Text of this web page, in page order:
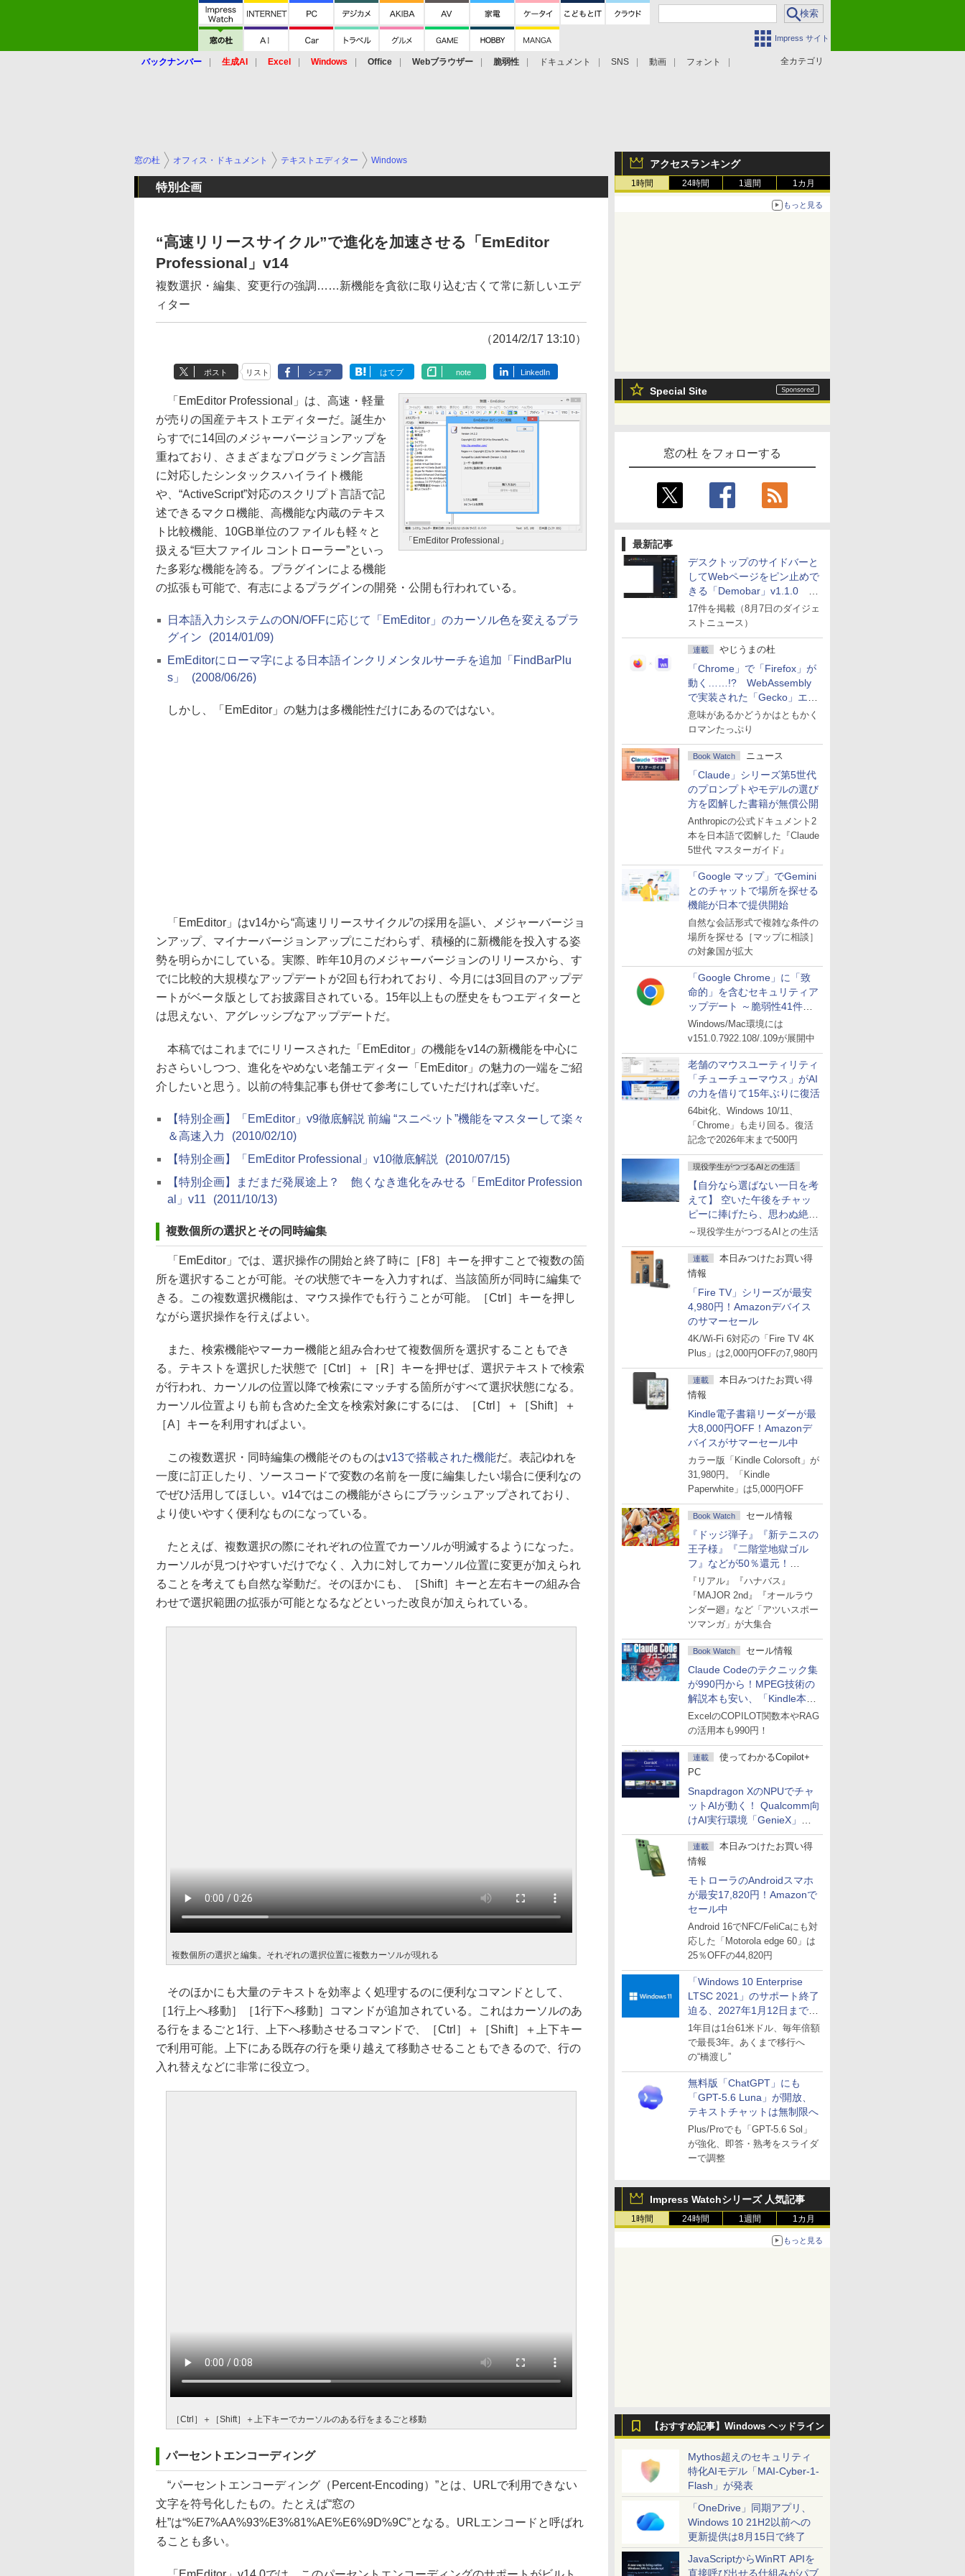
Impress サイト
全カテゴリ
バックナンバー 生成AI Excel Windows Office Webブラウザー 脆弱性 ドキュメント SNS 動画 フォント
アクセスランキング
1時間 24時間 1週間 1カ月
もっと見る
Special Site
窓の杜 をフォローする
最新記事
デスクトップのサイドバーと
してWebページをピン止めで
きる「Demobar」v1.1.0 ほ
か
17件を掲載（8月7日のダイジェ
ストニュース）
連載 やじうまの杜
「Chrome」で「Firefox」が
動く……!? WebAssembly
で実装された「Gecko」エン
ジン
意味があるかどうかはともかく
ロマンたっぷり
Book Watch ニュース
「Claude」シリーズ第5世代
のプロンプトやモデルの選び
方を図解した書籍が無償公開
Anthropicの公式ドキュメント2
本を日本語で図解した『Claude
5世代 マスターガイド』
「Google マップ」でGemini
とのチャットで場所を探せる
機能が日本で提供開始
自然な会話形式で複雑な条件の
場所を探せる［マップに相談］
の対象国が拡大
「Google Chrome」に「致
命的」を含むセキュリティア
ップデート ～脆弱性41件に
対処
Windows/Mac環境には
v151.0.7922.108/.109が展開中
老舗のマウスユーティリティ
「チューチューマウス」がAI
の力を借りて15年ぶりに復活
64bit化、Windows 10/11、
「Chrome」も走り回る。復活
記念で2026年末まで500円
現役学生がつづるAIとの生活
【自分なら選ばない一日を考
えて】 空いた午後をチャッ
ピーに捧げたら、思わぬ絶景
に出会った話
～現役学生がつづるAIとの生活
連載
本日みつけたお買い得
情報
「Fire TV」シリーズが最安
4,980円！Amazonデバイス
のサマーセール
4K/Wi-Fi 6対応の「Fire TV 4K
Plus」は2,000円OFFの7,980円
連載
本日みつけたお買い得
情報
Kindle電子書籍リーダーが最
大8,000円OFF！Amazonデ
バイスがサマーセール中
カラー版「Kindle Colorsoft」が
31,980円。「Kindle
Paperwhite」は5,000円OFF
Book Watch セール情報
『ドッジ弾子』『新テニスの
王子様』『二階堂地獄ゴル
フ』などが50％還元！
Amazonマンガ週末セール
『リアル』『ハナバス』
『MAJOR 2nd』『オールラウ
ンダー廻』など「アツいスポー
ツマンガ」が大集合
Book Watch セール情報
Claude Codeのテクニック集
が990円から！MPEG技術の
解説本も安い、「Kindle本サ
マーセール」第2弾開始！
ExcelのCOPILOT関数本やRAG
の活用本も990円！
連載
使ってわかるCopilot+
PC
Snapdragon XのNPUでチャ
ットAIが動く！ Qualcomm向
けAI実行環境「GenieX」を
試してみた
連載
本日みつけたお買い得
情報
モトローラのAndroidスマホ
が最安17,820円！Amazonで
セール中
Android 16でNFC/FeliCaにも対
応した「Motorola edge 60」は
25％OFFの44,820円
「Windows 10 Enterprise
LTSC 2021」のサポート終了
迫る、2027年1月12日まで
～ESUは9月1日から販売
1年目は1台61米ドル、毎年倍額
で最長3年。あくまで移行へ
の“橋渡し”
無料版「ChatGPT」にも
「GPT-5.6 Luna」が開放、
テキストチャットは無制限へ
Plus/Proでも「GPT-5.6 Sol」
が強化、即答・熟考をスライダ
ーで調整
Impress Watchシリーズ 人気記事
1時間 24時間 1週間 1カ月
もっと見る
【おすすめ記事】Windows ヘッドライン
Mythos超えのセキュリティ
特化AIモデル「MAI-Cyber-1-
Flash」が発表
「OneDrive」同期アプリ、
Windows 10 21H2以前への
更新提供は8月15日で終了
JavaScriptからWinRT APIを
直接呼び出せる仕組みがパブ
窓の杜 オフィス・ドキュメント テキストエディター Windows
特別企画
“高速リリースサイクル”で進化を加速させる「EmEditor
Professional」v14
複数選択・編集、変更行の強調……新機能を貪欲に取り込む古くて常に新しいエデ
ィター
（2014/2/17 13:10）
ポスト リスト シェア はてブ note LinkedIn
「EmEditor Professional」
「EmEditor Professional」は、高速・軽量
が売りの国産テキストエディターだ。誕生か
らすでに14回のメジャーバージョンアップを
重ねており、さまざまなプログラミング言語
に対応したシンタックスハイライト機能
や、“ActiveScript”対応のスクリプト言語で記
述できるマクロ機能、高機能な内蔵のテキス
ト比較機能、10GB単位のファイルも軽々と
扱える“巨大ファイル コントローラー”といっ
た多彩な機能を誇る。プラグインによる機能
の拡張も可能で、有志によるプラグインの開発・公開も行われている。
日本語入力システムのON/OFFに応じて「EmEditor」のカーソル色を変えるプラ
グイン
(2014/01/09)
EmEditorにローマ字による日本語インクリメンタルサーチを追加「FindBarPlu
s」
(2008/06/26)
しかし、「EmEditor」の魅力は多機能性だけにあるのではない。
「EmEditor」はv14から“高速リリースサイクル”の採用を謳い、メジャーバージョ
ンアップ、マイナーバージョンアップにこだわらず、積極的に新機能を投入する姿
勢を明らかにしている。実際、昨年10月のメジャーバージョンのリリースから、す
でに比較的大規模なアップデートが2回も行われており、今月には3回目のアップデ
ートがベータ版としてお披露目されている。15年以上もの歴史をもつエディターと
は思えない、アグレッシブなアップデートだ。
本稿ではこれまでにリリースされた「EmEditor」の機能をv14の新機能を中心に
おさらいしつつ、進化をやめない老舗エディター「EmEditor」の魅力の一端をご紹
介したいと思う。以前の特集記事も併せて参考にしていただければ幸いだ。
【特別企画】「EmEditor」v9徹底解説 前編 “スニペット”機能をマスターして楽々
＆高速入力
(2010/02/10)
【特別企画】「EmEditor Professional」v10徹底解説
(2010/07/15)
【特別企画】まだまだ発展途上？ 飽くなき進化をみせる「EmEditor Profession
al」v11
(2011/10/13)
複数個所の選択とその同時編集
「EmEditor」では、選択操作の開始と終了時に［F8］キーを押すことで複数の箇
所を選択することが可能。その状態でキーを入力すれば、当該箇所が同時に編集で
きる。この複数選択機能は、マウス操作でも行うことが可能。［Ctrl］キーを押し
ながら選択操作を行えばよい。
また、検索機能やマーカー機能と組み合わせて複数個所を選択することもでき
る。テキストを選択した状態で［Ctrl］＋［R］キーを押せば、選択テキストで検索
が行われ、カーソルの位置以降で検索にマッチする箇所がすべて選択状態になる。
カーソル位置よりも前も含めた全文を検索対象にするには、［Ctrl］＋［Shift］＋
［A］キーを利用すればよい。
この複数選択・同時編集の機能そのものはv13で搭載された機能だ。表記ゆれを
一度に訂正したり、ソースコードで変数の名前を一度に編集したい場合に便利なの
でぜひ活用してほしい。v14ではこの機能がさらにブラッシュアップされており、
より使いやすく便利なものになっている。
たとえば、複数選択の際にそれぞれの位置でカーソルが明滅するようになった。
カーソルが見つけやすいだけでなく、入力に対してカーソル位置に変更が加えられ
ることを考えても自然な挙動だ。そのほかにも、［Shift］キーと左右キーの組み合
わせで選択範囲の拡張が可能となるなどといった改良が加えられている。
複数個所の選択と編集。それぞれの選択位置に複数カーソルが現れる
そのほかにも大量のテキストを効率よく処理するのに便利なコマンドとして、
［1行上へ移動］［1行下へ移動］コマンドが追加されている。これはカーソルのあ
る行をまるごと1行、上下へ移動させるコマンドで、［Ctrl］＋［Shift］＋上下キー
で利用可能。上下にある既存の行を乗り越えて移動させることもできるので、行の
入れ替えなどに非常に役立つ。
［Ctrl］＋［Shift］＋上下キーでカーソルのある行をまるごと移動
パーセントエンコーディング
“パーセントエンコーディング（Percent-Encoding）”とは、URLで利用できない
文字を符号化したもの。たとえば“窓の
杜”は“%E7%AA%93%E3%81%AE%E6%9D%9C”となる。URLエンコードと呼ばれ
ることも多い。